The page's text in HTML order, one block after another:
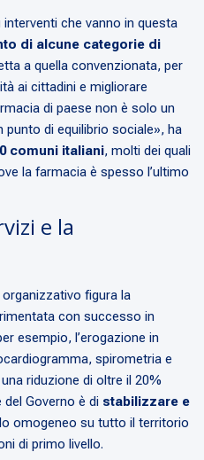
che vanno in questa
di alcune categorie di
a quella convenzionata, per
ai cittadini e migliorare
di paese non è solo un
di equilibrio sociale», ha
comuni italiani, molti dei quali
la farmacia è spesso l’ultimo
e la
figura la
con successo in
esempio, l’erogazione in
spirometria e
riduzione di oltre il 20%
del Governo è di stabilizzare e
omogeneo su tutto il territorio
di primo livello.